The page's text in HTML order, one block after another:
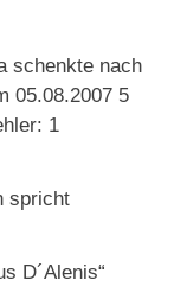
schenkte nach
05.08.2007 5
1
spricht
D´Alenis“